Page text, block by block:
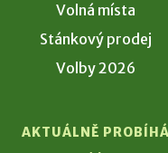
Volná místa
Stánkový prodej
Volby 2026
AKTUÁLNĚ PROBÍHÁ